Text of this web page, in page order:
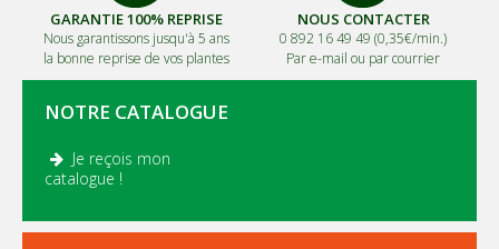
GARANTIE 100% REPRISE
Nous garantissons jusqu'à 5 ans
la bonne reprise de vos plantes
NOUS CONTACTER
0 892 16 49 49 (0,35€/min.)
Par e-mail ou par courrier
NOTRE CATALOGUE
Je reçois mon
catalogue !